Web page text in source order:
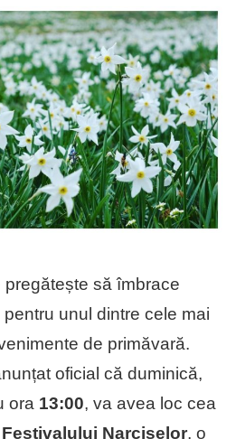
să îmbrace
unul dintre cele mai
de primăvară.
oficial că duminică,
ora 13:00, va avea loc cea
Festivalului Narciselor, o